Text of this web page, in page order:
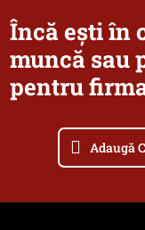
Încă ești în
muncă sau
pentru
Adaugă